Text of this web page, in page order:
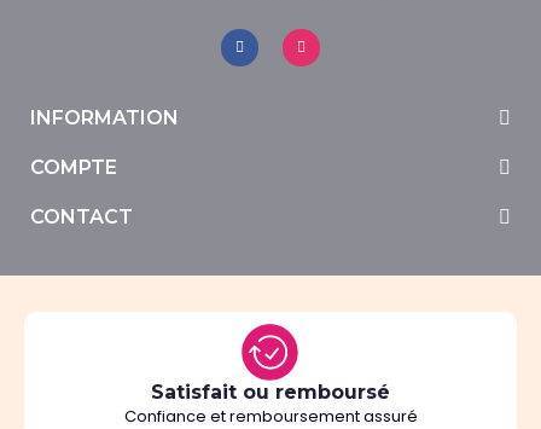
INFORMATION
COMPTE
CONTACT
Satisfait ou remboursé
Confiance et remboursement assuré